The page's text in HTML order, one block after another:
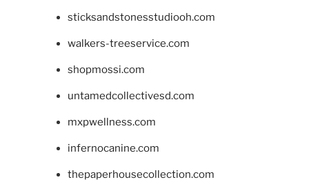
sticksandstonesstudiooh.com
walkers-treeservice.com
shopmossi.com
untamedcollectivesd.com
mxpwellness.com
infernocanine.com
thepaperhousecollection.com